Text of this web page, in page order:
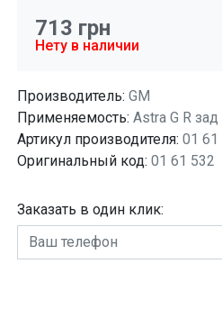
713 грн
Нету в наличии
Производитель: GM
Применяемость: Astra G R зад
Артикул производителя: 01 61
Оригинальный код: 01 61 532
Заказать в один клик: